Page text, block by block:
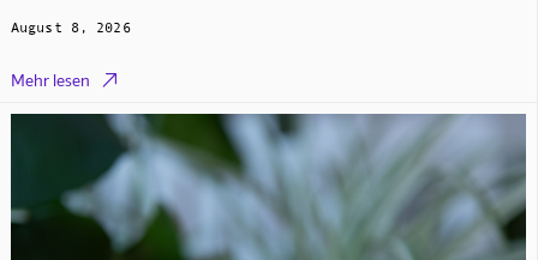
August 8, 2026
Mehr lesen 